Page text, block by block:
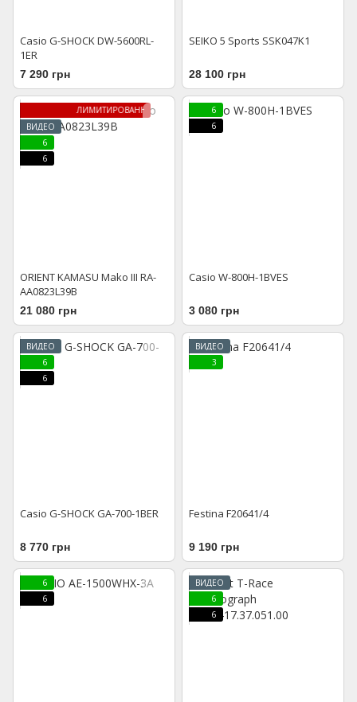
Casio G-SHOCK DW-5600RL-
1ER
7 290 грн
SEIKO 5 Sports SSK047K1
28 100 грн
ЛИМИТИРОВАННАЯ МОДЕЛЬ
ВИДЕО
6
6
ORIENT KAMASU Mako III RA-
AA0823L39B
21 080 грн
6
6
Casio W-800H-1BVES
3 080 грн
ВИДЕО
6
6
Casio G-SHOCK GA-700-1BER
8 770 грн
ВИДЕО
3
Festina F20641/4
9 190 грн
6
6
ВИДЕО
6
6